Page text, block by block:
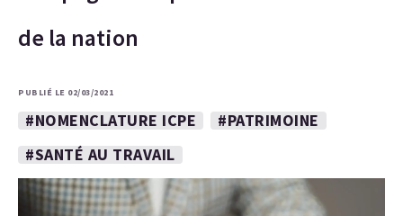
de la nation
PUBLIÉ LE 02/03/2021
#NOMENCLATURE ICPE
#PATRIMOINE
#SANTÉ AU TRAVAIL